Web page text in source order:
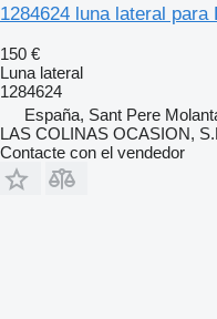
1284624 luna lateral para
150 €
Luna lateral
1284624
España, Sant Pere
LAS COLINAS OCASION,
Contacte con el vendedor